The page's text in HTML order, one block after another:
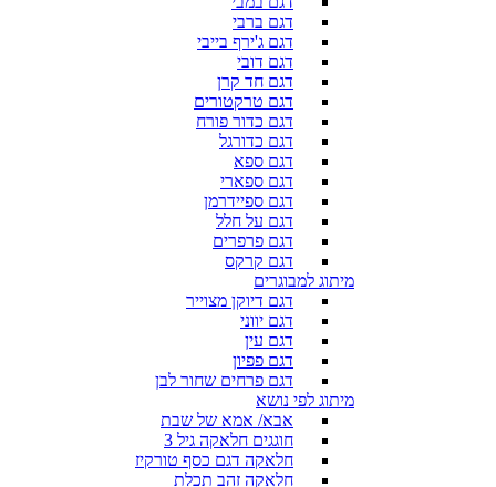
דגם ברבי
דגם ג'ירף בייבי
דגם דובי
דגם חד קרן
דגם טרקטורים
דגם כדור פורח
דגם כדורגל
דגם ספא
דגם ספארי
דגם ספיידרמן
דגם על חלל
דגם פרפרים
דגם קרקס
מיתוג למבוגרים
דגם דיוקן מצוייר
דגם יווני
דגם עין
דגם פפיון
דגם פרחים שחור לבן
מיתוג לפי נושא
אבא/ אמא של שבת
חוגגים חלאקה גיל 3
חלאקה דגם כסף טורקיז
חלאקה זהב תכלת